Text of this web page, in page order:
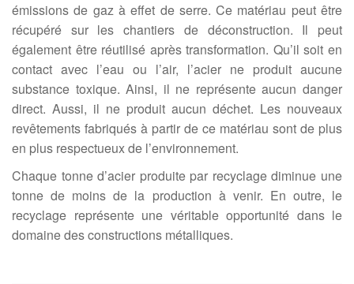
émissions de gaz à effet de serre. Ce matériau peut être
récupéré sur les chantiers de déconstruction. Il peut
également être réutilisé après transformation. Qu’il soit en
contact avec l’eau ou l’air, l’acier ne produit aucune
substance toxique. Ainsi, il ne représente aucun danger
direct. Aussi, il ne produit aucun déchet. Les nouveaux
revêtements fabriqués à partir de ce matériau sont de plus
en plus respectueux de l’environnement.
Chaque tonne d’acier produite par recyclage diminue une
tonne de moins de la production à venir. En outre, le
recyclage représente une véritable opportunité dans le
domaine des constructions métalliques.